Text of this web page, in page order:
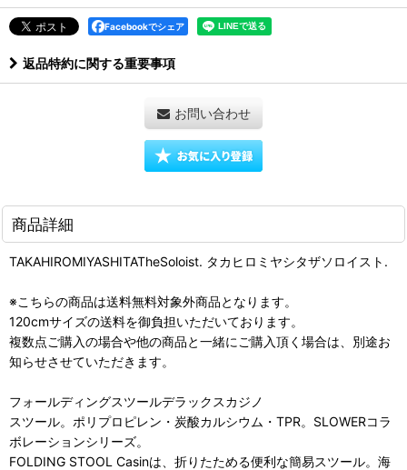
Facebookでシェア
返品特約に関する重要事項
お問い合わせ
商品詳細
TAKAHIROMIYASHITATheSoloist. タカヒロミヤシタザソロイスト.
※こちらの商品は送料無料対象外商品となります。
120cmサイズの送料を御負担いただいております。
複数点ご購入の場合や他の商品と一緒にご購入頂く場合は、別途お
知らせさせていただきます。
フォールディングスツールデラックスカジノ
スツール。ポリプロピレン・炭酸カルシウム・TPR。SLOWERコラ
ボレーションシリーズ。
FOLDING STOOL Casinは、折りたためる便利な簡易スツール。海